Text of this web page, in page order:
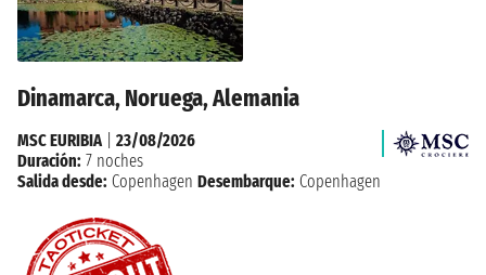
Dinamarca, Noruega, Alemania
MSC EURIBIA| 23/08/2026
Duración: 7 noches
Salida desde: Copenhagen Desembarque: Copenhagen